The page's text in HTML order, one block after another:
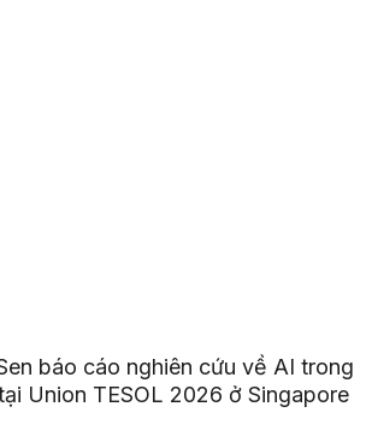
báo cáo nghiên cứu về AI trong
Union TESOL 2026 ở Singapore